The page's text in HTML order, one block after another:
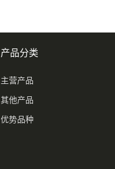
产品分类
主营产品
其他产品
优势品种